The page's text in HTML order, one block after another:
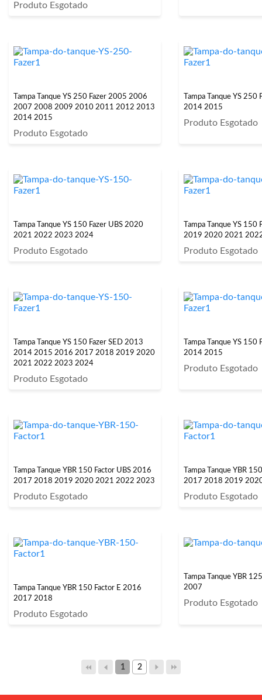
Produto Esgotado
Tampa Tanque YS 250 Fazer 2005 2006
2007 2008 2009 2010 2011 2012 2013
2014 2015
Produto Esgotado
Tampa Tanque YS
2014 2015
Produto Esgotado
Tampa Tanque YS 150 Fazer UBS 2020
2021 2022 2023 2024
Produto Esgotado
Tampa Tanque YS
2019 2020 2021
Produto Esgotado
Tampa Tanque YS 150 Fazer SED 2013
2014 2015 2016 2017 2018 2019 2020
2021 2022 2023 2024
Produto Esgotado
Tampa Tanque YS
2014 2015
Produto Esgotado
Tampa Tanque YBR 150 Factor UBS 2016
2017 2018 2019 2020 2021 2022 2023
Produto Esgotado
Tampa Tanque YBR
2017 2018 2019
Produto Esgotado
Tampa Tanque YBR 150 Factor E 2016
2017 2018
Produto Esgotado
Tampa Tanque YBR
2007
Produto Esgotado
1 2